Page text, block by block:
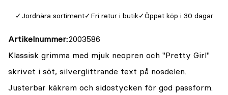
Jordnära sortiment Fri retur i butik Öppet köp i 30 dagar
Artikelnummer 2003586
Klassisk grimma med mjuk neopren och "Pretty Girl"
skrivet i söt, silverglittrande text på nosdelen.
Justerbar käkrem och sidostycken för god passform.